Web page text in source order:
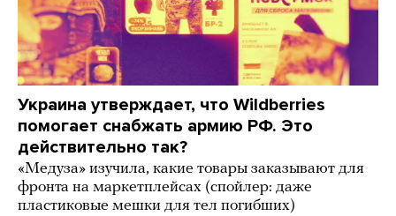
Украина утверждает, что Wildberries
помогает снабжать армию РФ. Это
действительно так?
«Медуза» изучила, какие товары заказывают для
фронта на маркетплейсах (спойлер: даже
пластиковые мешки для тел погибших)